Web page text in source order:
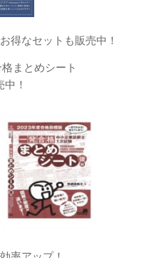
得なセットも販売中！
まとめシート
！